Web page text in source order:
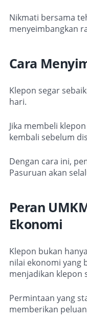
Nikmati bersama
menyeimbangkan
Cara
Klepon segar
hari.
Jika membeli
kembali sebelum
Dengan cara ini,
Pasuruan akan
Peran
Ekonomi
Klepon bukan
nilai ekonomi yang
menjadikan klepon
Permintaan yang
memberikan